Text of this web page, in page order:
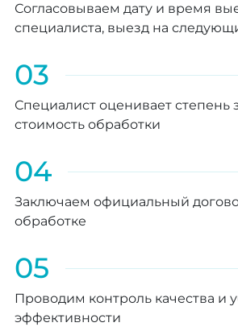
Согласовываем дату и время
специалиста, выезд на
03
Специалист оценивает степень
стоимость обработки
04
Заключаем официальный
обработке
05
Проводим контроль качества и
эффективности